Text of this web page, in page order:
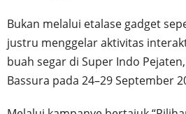
Bukan melalui etalase gadget
justru menggelar aktivitas
buah segar di Super Indo
Bassura pada 24–29 September